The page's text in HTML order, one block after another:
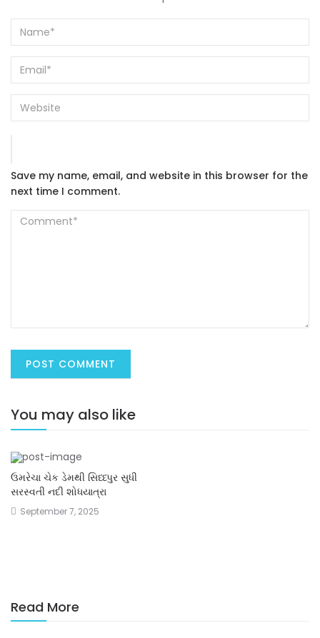
Save my name, email, and website in this browser for the
next time I comment.
You may also like
ઉમરેચા ચેક ડેમથી સિધ્ધ્પુર સુધી
સરસ્વતી નદી શોધયાત્રા
September 7, 2025
Read More